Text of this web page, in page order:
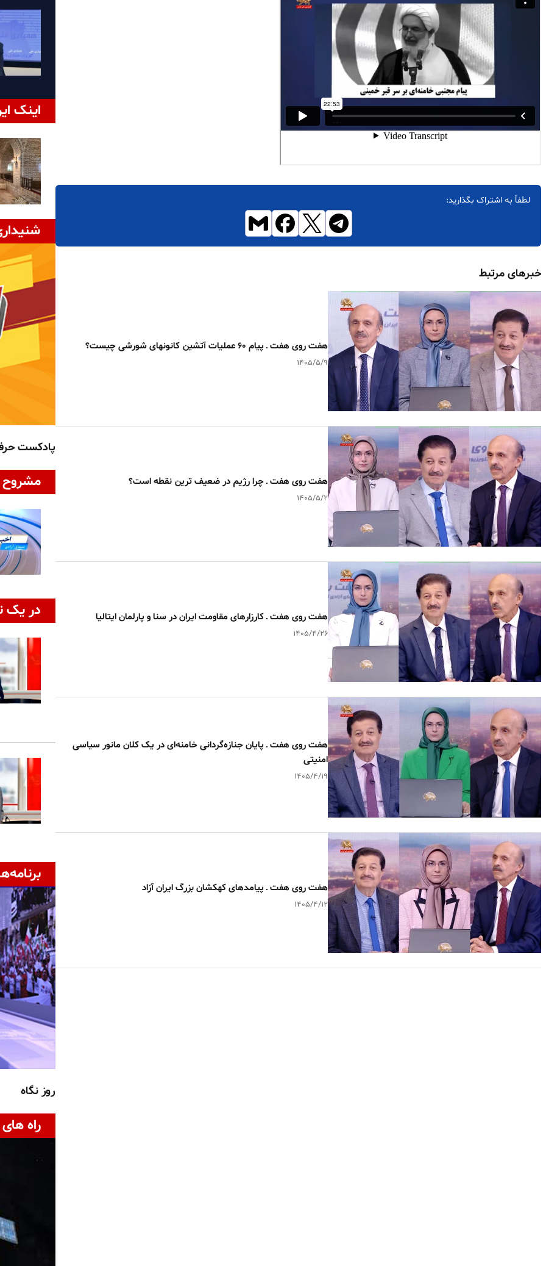
لطفاً به اشتراک بگذارید:
خبرهای مرتبط
هفت روی هفت ـ پیام ۶۰ عملیات آتشین کانونهای شورشی چیست؟
۱۴۰۵/۵/۹
هفت روی هفت ـ چرا رژیم در ضعیف ترین نقطه است؟
۱۴۰۵/۵/۲
هفت روی هفت ـ کارزارهای مقاومت ایران در سنا و پارلمان ایتالیا
۱۴۰۵/۴/۲۶
هفت روی هفت ـ پایان جنازه‌گردانی خامنه‌ای در یک کلان مانور سیاسی
امنیتی
۱۴۰۵/۴/۱۹
هفت روی هفت ـ پیامدهای کهکشان بزرگ ایران آزاد
۱۴۰۵/۴/۱۲
اینک
پادکست
مشروح
در یک
روز نگاه
راه